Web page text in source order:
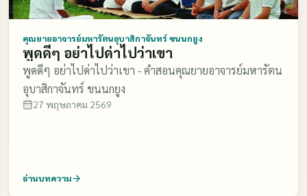
คุณยายอาจารย์มหารัตนอุบาสิกาจันทร์ ขนนกยูง
พูดดีๆ อย่าไปด่าไปว่าเขา
พูดดีๆ อย่าไปด่าไปว่าเขา - คำสอนคุณยายอาจารย์มหารัตน
อุบาสิกาจันทร์ ขนนกยูง
27 พฤษภาคม 2569
อ่านบทความ